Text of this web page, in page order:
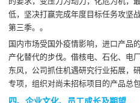
低，坚决打赢完成年度目标任务攻坚
第三季。。
国内市场受国外疫情影响，进口产品
产化替代的步伐。借核电、石化、电
东风，公司抓住机遇研究行业拓展，
专项，组织对尚未招标项目的产品总